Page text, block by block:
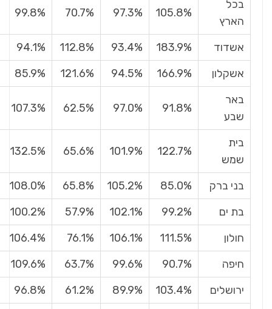
בכל
הארץ
105.8%
97.3%
70.7%
99.8%
אשדוד 183.9%
93.4%
112.8%
94.1%
אשקלון
166.9%
94.5%
121.6%
85.9%
באר
שבע
91.8%
97.0%
62.5%
107.3%
בית
שמש
122.7%
101.9%
65.6%
132.5%
בני ברק 85.0%
105.2%
65.8%
108.0%
בת ים
99.2%
102.1%
57.9%
100.2%
חולון
111.5%
106.1%
76.1%
106.4%
חיפה
90.7%
99.6%
63.7%
109.6%
ירושלים
103.4%
89.9%
61.2%
96.8%